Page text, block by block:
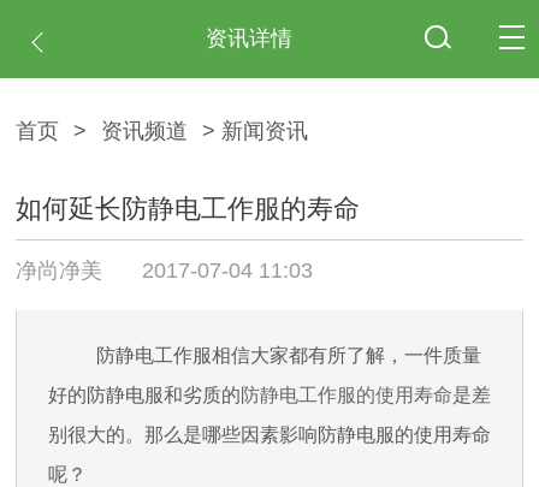
资讯详情
首页 > 资讯频道 > 新闻资讯
如何延长防静电工作服的寿命
净尚净美 2017-07-04 11:03
防静电工作服相信大家都有所了解，一件质量
好的防静电服和劣质的防静电工作服的使用寿命是差
别很大的。那么是哪些因素影响防静电服的使用寿命
呢？